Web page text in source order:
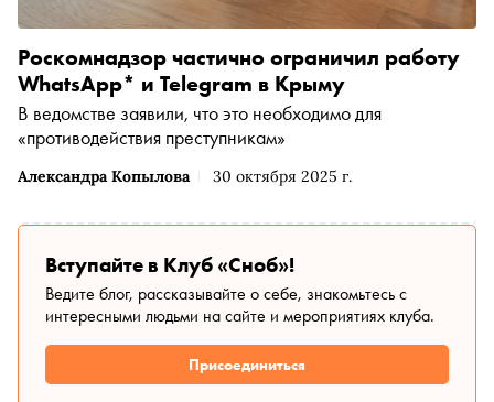
Александра Копылова 30 октября 2025 г.
Роскомнадзор частично ограничил работу
WhatsApp* и Telegram в Крыму
В ведомстве заявили, что это необходимо для
«противодействия преступникам»
Вступайте в Клуб «Сноб»!
Ведите блог, рассказывайте о себе, знакомьтесь с
интересными людьми на сайте и мероприятиях клуба.
Присоединиться